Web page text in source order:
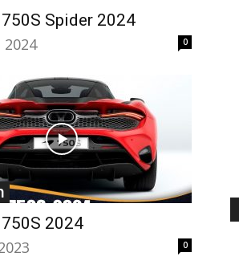
Spider 2024
0
2024
0